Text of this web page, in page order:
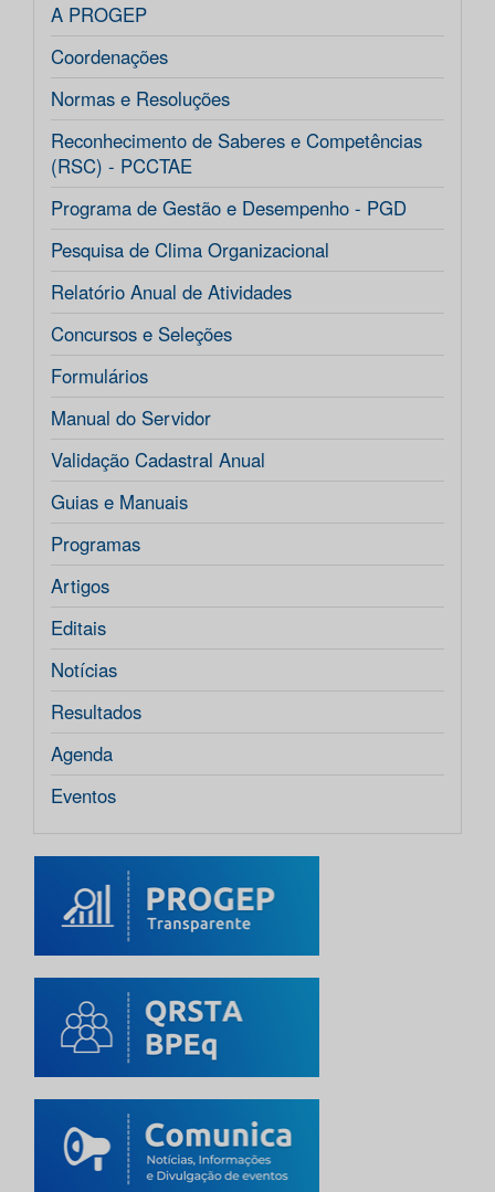
A PROGEP
Coordenações
Normas e Resoluções
Reconhecimento de Saberes e Competências
(RSC) - PCCTAE
Programa de Gestão e Desempenho - PGD
Pesquisa de Clima Organizacional
Relatório Anual de Atividades
Concursos e Seleções
Formulários
Manual do Servidor
Validação Cadastral Anual
Guias e Manuais
Programas
Artigos
Editais
Notícias
Resultados
Agenda
Eventos